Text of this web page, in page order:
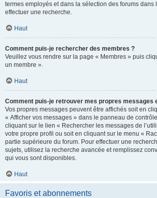
termes employés et dans la sélection des forums dans
effectuer une recherche.
Haut
Comment puis-je rechercher des membres ?
Veuillez vous rendre sur la page « Membres » puis
un membre ».
Haut
Comment puis-je retrouver mes propres messages
Vos propres messages peuvent être affichés soit en
« Afficher vos messages » dans le panneau de
cliquant sur le lien « Rechercher les messages de
votre propre profil ou soit en cliquant sur le menu «
partie supérieure du forum. Pour effectuer une
sujets, utilisez la recherche avancée et remplissez
qui vous sont disponibles.
Haut
Favoris et abonnements